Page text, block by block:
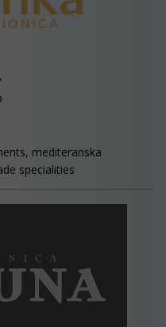
mediteranska
specialities